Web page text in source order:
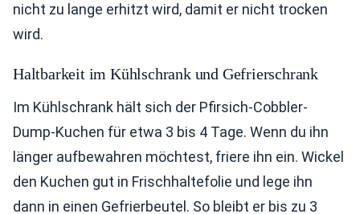
nicht zu lange erhitzt wird, damit er nicht trocken
wird.
Haltbarkeit im Kühlschrank und Gefrierschrank
Im Kühlschrank hält sich der Pfirsich-Cobbler-
Dump-Kuchen für etwa 3 bis 4 Tage. Wenn du ihn
länger aufbewahren möchtest, friere ihn ein. Wickel
den Kuchen gut in Frischhaltefolie und lege ihn
dann in einen Gefrierbeutel. So bleibt er bis zu 3